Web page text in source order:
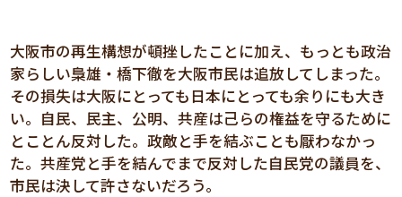
大阪市の再生構想が頓挫したことに加え、もっとも政治
家らしい梟雄・橋下徹を大阪市民は追放してしまった。
その損失は大阪にとっても日本にとっても余りにも大き
い。自民、民主、公明、共産は己らの権益を守るために
とことん反対した。政敵と手を結ぶことも厭わなかっ
た。共産党と手を結んでまで反対した自民党の議員を、
市民は決して許さないだろう。